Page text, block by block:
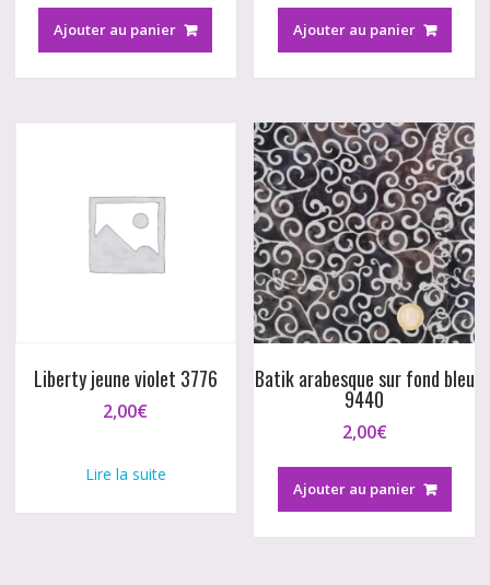
Ajouter au panier Ajouter au panier
Liberty jeune violet 3776
2,00€
Lire la suite
Batik arabesque sur fond bleu
9440
2,00€
Ajouter au panier